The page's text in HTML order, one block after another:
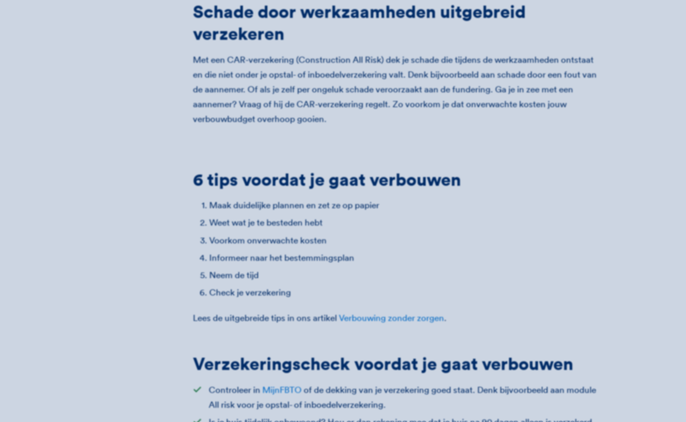
Schade door werkzaamheden uitgebreid
verzekeren
Met een CAR-verzekering (Construction All Risk) dek je schade die tijdens de werkzaamheden ontstaat
en die niet onder je opstal- of inboedelverzekering valt. Denk bijvoorbeeld aan schade door een fout van
de aannemer. Of als je zelf per ongeluk schade veroorzaakt aan de fundering. Ga je in zee met een
aannemer? Vraag of hij de CAR-verzekering regelt. Zo voorkom je dat onverwachte kosten jouw
verbouwbudget overhoop gooien.
6 tips voordat je gaat verbouwen
Maak duidelijke plannen en zet ze op papier
Weet wat je te besteden hebt
Voorkom onverwachte kosten
Informeer naar het bestemmingsplan
Neem de tijd
Check je verzekering
Lees de uitgebreide tips in ons artikelVerbouwing zonder zorgen.
Verzekeringscheck voordat je gaat verbouwen
Controleer inMijnFBTOof de dekking van je verzekering goed staat. Denk bijvoorbeeld aan module
All risk voor je opstal- of inboedelverzekering.